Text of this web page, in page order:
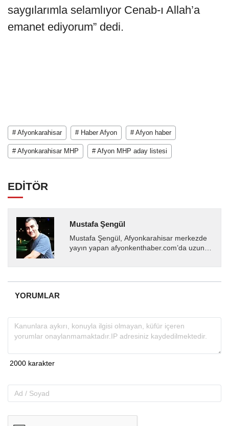
saygılarımla selamlıyor Cenab-ı Allah’a
emanet ediyorum” dedi.
# Afyonkarahisar # Haber Afyon # Afyon haber
# Afyonkarahisar MHP # Afyon MHP aday listesi
EDİTÖR
Mustafa Şengül
Mustafa Şengül, Afyonkarahisar merkezde
yayın yapan afyonkenthaber.com’da uzun
almakta, haber akışı...
YORUMLAR